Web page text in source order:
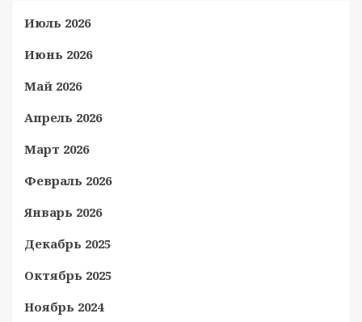
Июль 2026
Июнь 2026
Май 2026
Апрель 2026
Март 2026
Февраль 2026
Январь 2026
Декабрь 2025
Октябрь 2025
Ноябрь 2024